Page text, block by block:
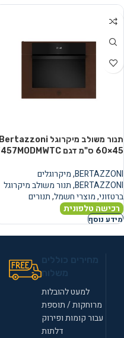
תנור משולב מיקרוגל Bertazzoni
60×45 ס"מ דגם F457MODMWTC
BERTAZZONI
,מיקרוגלים
BERTAZZONI
,תנור משולב מיקרוגל
ברטזוני,מוצרי חשמל,תנורים
רכישה טלפונית
מידע נוסף
למעט להובלות
מרוחקות / תוספת
עבור קומות ופירוק
דלתות